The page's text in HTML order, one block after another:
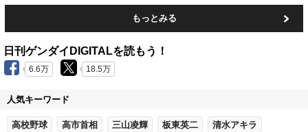
もっとみる
日刊ゲンダイDIGITALを読もう！
6.6万 18.5万
人気キーワード
高校野球 高市首相 三山凌輝 板東英二 清水アキラ